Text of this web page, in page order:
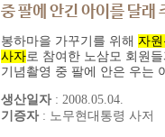
중 팔에 안긴 아이를 달래
는 노무현 전 대통령]
봉하마을 가꾸기를 위해 자
사자로 참여한 노삼모 회원
기념촬영 중 팔에 안은 우는
령
생산일자 : 2008.05.04.
기증자 : 노무현대통령 사저